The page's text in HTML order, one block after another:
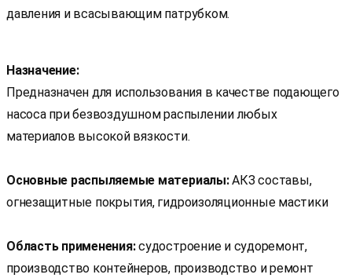
давления и всасывающим патрубком.
Назначение:
Предназначен для использования в качестве подающего
насоса при безвоздушном распылении любых
материалов высокой вязкости.
Основные распыляемые материалы:АКЗ составы,
огнезащитные покрытия, гидроизоляционные мастики
Область применения:судостроение и судоремонт,
производство контейнеров, производство и ремонт